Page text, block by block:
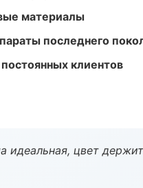
материалы
последнего
клиентов
цвет